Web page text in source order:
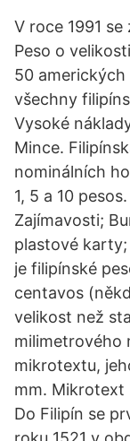
V roce 1991
Peso o
50
všechny
Vysoké
Mince.
nominálních
1, 5 a 10
Zajímavosti;
plastové karty;
je filipínské
centavos
velikost než
milimetrového
mikrotextu,
mm. Mikrotext
Do Filipín se